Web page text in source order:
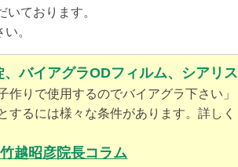
いております。
。
バイアグラODフィルム、シアリス
りで使用するのでバイアグラ下さい」
るには様々な条件があります。詳しく
越昭彦院長コラム